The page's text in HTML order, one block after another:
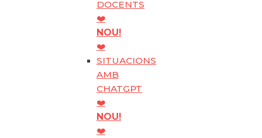
DOCENTS
❤️
NOU!
❤️
SITUACIONS
AMB
CHATGPT
❤️
NOU!
❤️